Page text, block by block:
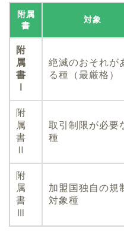
附属
書
対象
附
属
書
絶滅のおそれが
る種（最厳格）
附
属
書
Ⅱ
取引制限が必要
種
附
属
書
Ⅲ
加盟国独自の規
対象種